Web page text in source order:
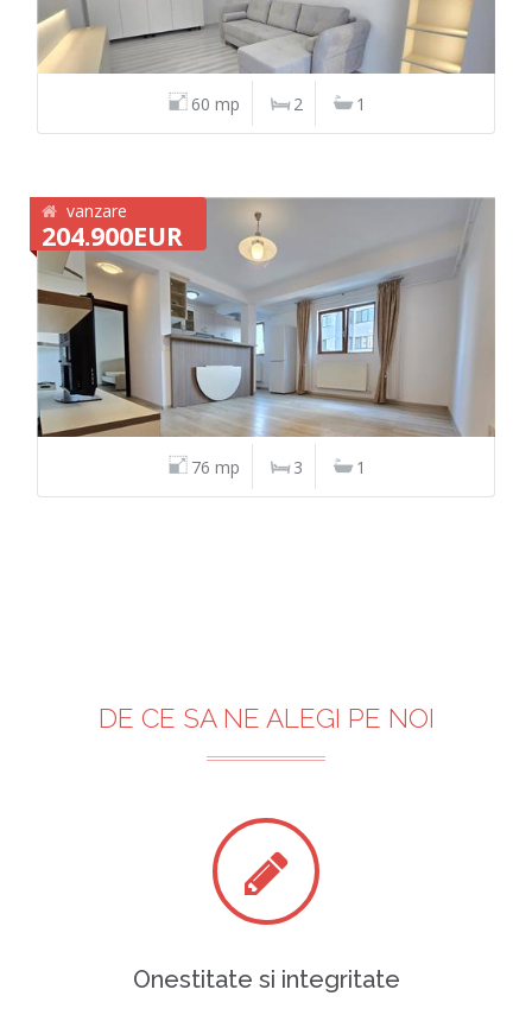
60 mp 2 1
vanzare
204.900EUR
76 mp 3 1
DE CE SA NE ALEGI PE NOI
Onestitate si integritate